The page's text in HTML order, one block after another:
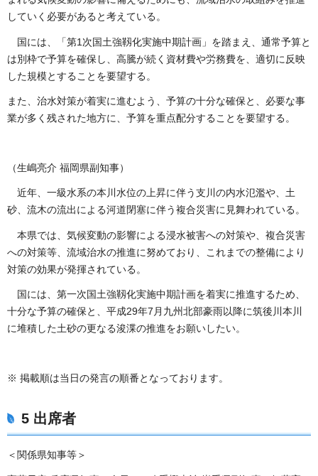
していく必要があると考えている。
国には、「第1次国土強靱化実施中期計画」を踏まえ、通常予算と
は別枠で予算を確保し、高騰が続く資材費や労務費を、適切に反映
した規模とすることを要望する。
また、治水対策が着実に進むよう、予算の十分な確保と、必要な事
業が多く残された地方に、予算を重点配分することを要望する。
（生嶋亮介 福岡県副知事）
近年、一級水系の本川水位の上昇に伴う支川の内水氾濫や、土
砂、流木の流出による河道閉塞に伴う複合災害に見舞われている。
本県では、気候変動の影響による浸水被害への対策や、複合災害
への対策等、流域治水の推進に努めており、これまでの整備により
対策の効果が発揮されている。
国には、第一次国土強靱化実施中期計画を着実に推進するため、
十分な予算の確保と、平成29年7月九州北部豪雨以降に筑後川本川
に堆積した土砂の更なる浚渫の推進をお願いしたい。
※ 掲載順は当日の発言の順番となっております。
5 出席者
＜関係県知事等＞